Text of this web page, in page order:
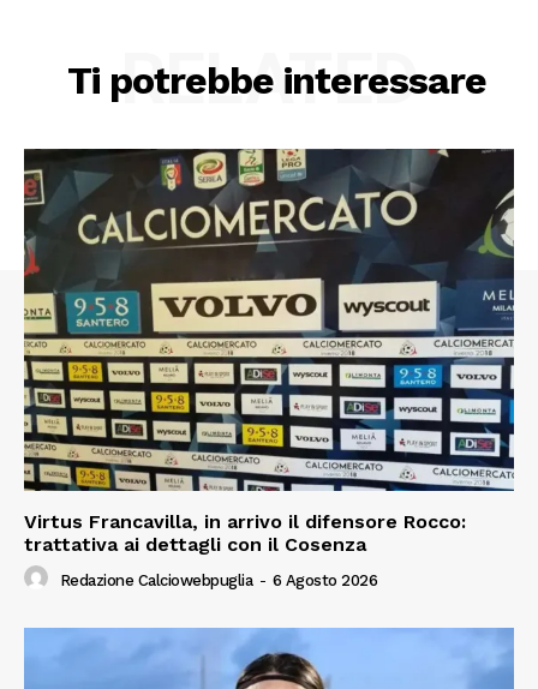
Ti potrebbe interessare
RELATED
Virtus Francavilla, in arrivo il difensore Rocco:
trattativa ai dettagli con il Cosenza
Redazione Calciowebpuglia - 6 Agosto 2026